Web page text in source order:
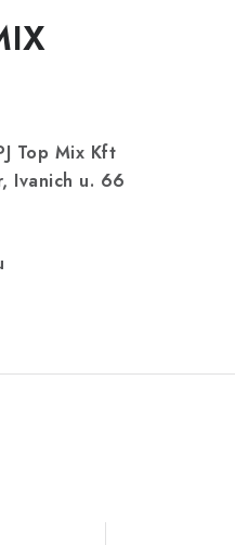
Top Mix Kft
Ivanich u. 66